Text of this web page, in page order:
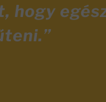
hogy